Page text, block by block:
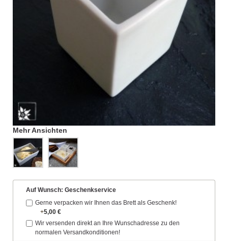
Mehr Ansichten
Auf Wunsch: Geschenkservice
Gerne verpacken wir Ihnen das Brett als Geschenk!
+5,00 €
Wir versenden direkt an Ihre Wunschadresse zu den
normalen Versandkonditionen!